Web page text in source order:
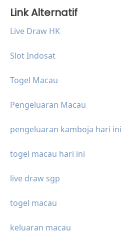
Link Alternatif
Live Draw HK
Slot Indosat
Togel Macau
Pengeluaran Macau
pengeluaran kamboja hari ini
togel macau hari ini
live draw sgp
togel macau
keluaran macau